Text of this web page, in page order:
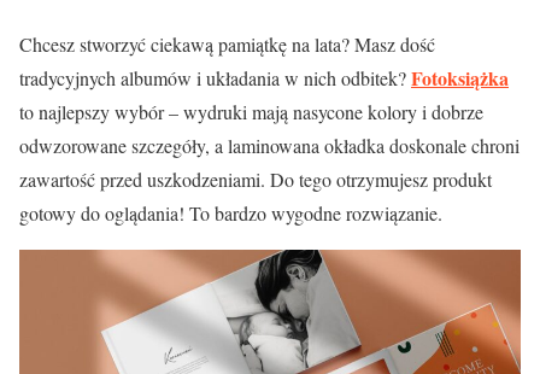
Chcesz stworzyć ciekawą pamiątkę na lata? Masz dość
tradycyjnych albumów i układania w nich odbitek?Fotoksiążka
to najlepszy wybór – wydruki mają nasycone kolory i dobrze
odwzorowane szczegóły, a laminowana okładka doskonale chroni
zawartość przed uszkodzeniami. Do tego otrzymujesz produkt
gotowy do oglądania! To bardzo wygodne rozwiązanie.